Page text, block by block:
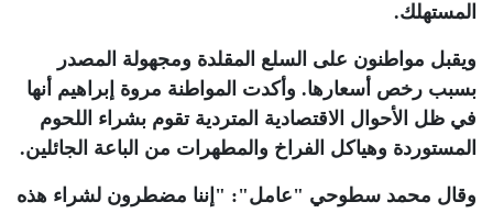
المستهلك.
ويقبل مواطنون على السلع المقلدة ومجهولة المصدر
بسبب رخص أسعارها. وأكدت المواطنة مروة إبراهيم أنها
في ظل الأحوال الاقتصادية المتردية تقوم بشراء اللحوم
المستوردة وهياكل الفراخ والمطهرات من الباعة الجائلين.
وقال محمد سطوحي "عامل": "إننا مضطرون لشراء هذه